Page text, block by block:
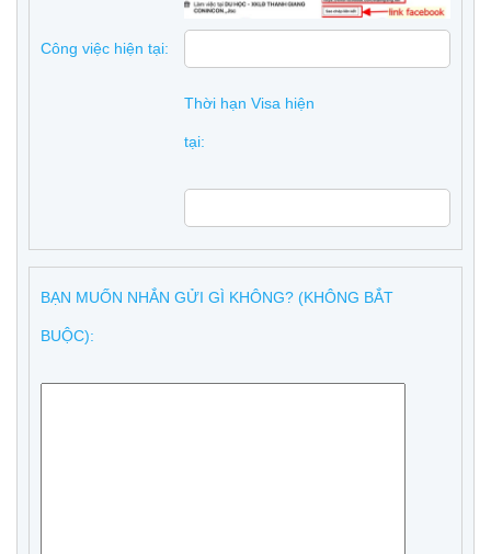
Công việc hiện tại:
Thời hạn Visa hiện
tại:
BẠN MUỐN NHẮN GỬI GÌ KHÔNG? (KHÔNG BẮT
BUỘC):